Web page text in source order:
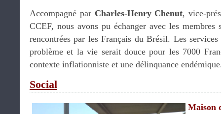
Accompagné par Charles-Henry Chenut, vice-
CCEF, nous avons pu échanger avec les membres
rencontrées par les Français du Brésil. Les
problème et la vie serait douce pour les 7000
contexte inflationniste et une délinquance
Social
Maison